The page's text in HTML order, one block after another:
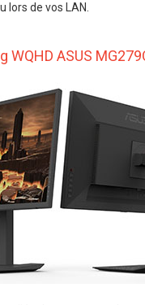
lors de vos LAN.
WQHD ASUS